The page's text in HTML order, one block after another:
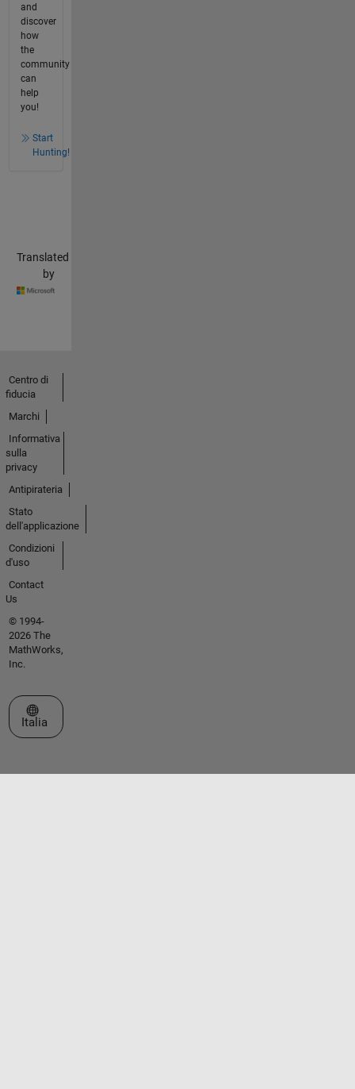
and
discover
how
the
community
can
help
you!
Start
Hunting!
Translated
by
Centro di
fiducia
Marchi
Informativa
sulla
privacy
Antipirateria
Stato
dell'applicazione
Condizioni
d'uso
Contact
Us
© 1994-
2026 The
MathWorks,
Inc.
Seleziona un sito web
Italia